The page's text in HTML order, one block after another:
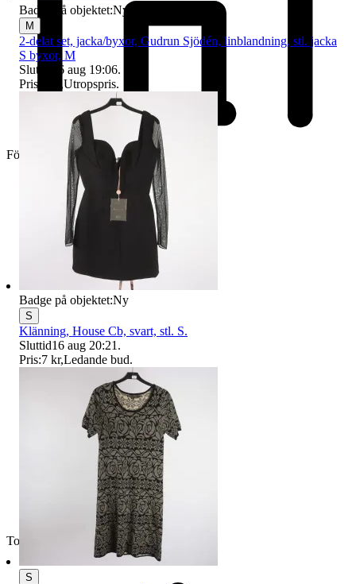
Företag
Toppsäljare
Badge på objektet:Ny
M
2-delat set, jacka/byxor, Gudrun Sjödén, linblandning, stl. jacka
S byxor, M
Sluttid
16 aug 19:06.
Pris:
,Utropspris.
Badge på objektet:Ny
S
Klänning, House Cb, svart, stl. S.
Sluttid16 aug 20:21 .
Pris:7 kr,Ledande bud.
S